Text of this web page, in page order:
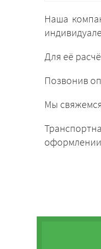
Наша
Для её
Позвонив
Мы
оформлении